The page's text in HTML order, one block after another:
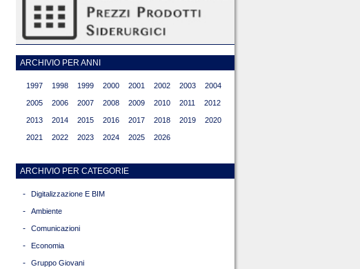
ARCHIVIO PER ANNI
1997 1998 1999 2000 2001 2002 2003 2004
2005 2006 2007 2008 2009 2010 2011 2012
2013 2014 2015 2016 2017 2018 2019 2020
2021 2022 2023 2024 2025 2026
ARCHIVIO PER CATEGORIE
- Digitalizzazione E BIM
- Ambiente
- Comunicazioni
- Economia
- Gruppo Giovani